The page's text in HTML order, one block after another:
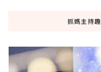
抓媽主持趣